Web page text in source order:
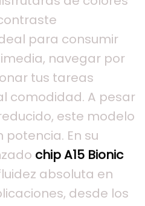
para consumir
navegar por
tus tareas
comodidad. A pesar
este modelo
En su
chip A15 Bionic
absoluta en
desde los